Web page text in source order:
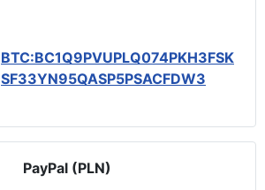
BTC:BC1Q9PVUPLQ074PKH3FSK
SF33YN95QASP5PSACFDW3
PayPal (PLN)